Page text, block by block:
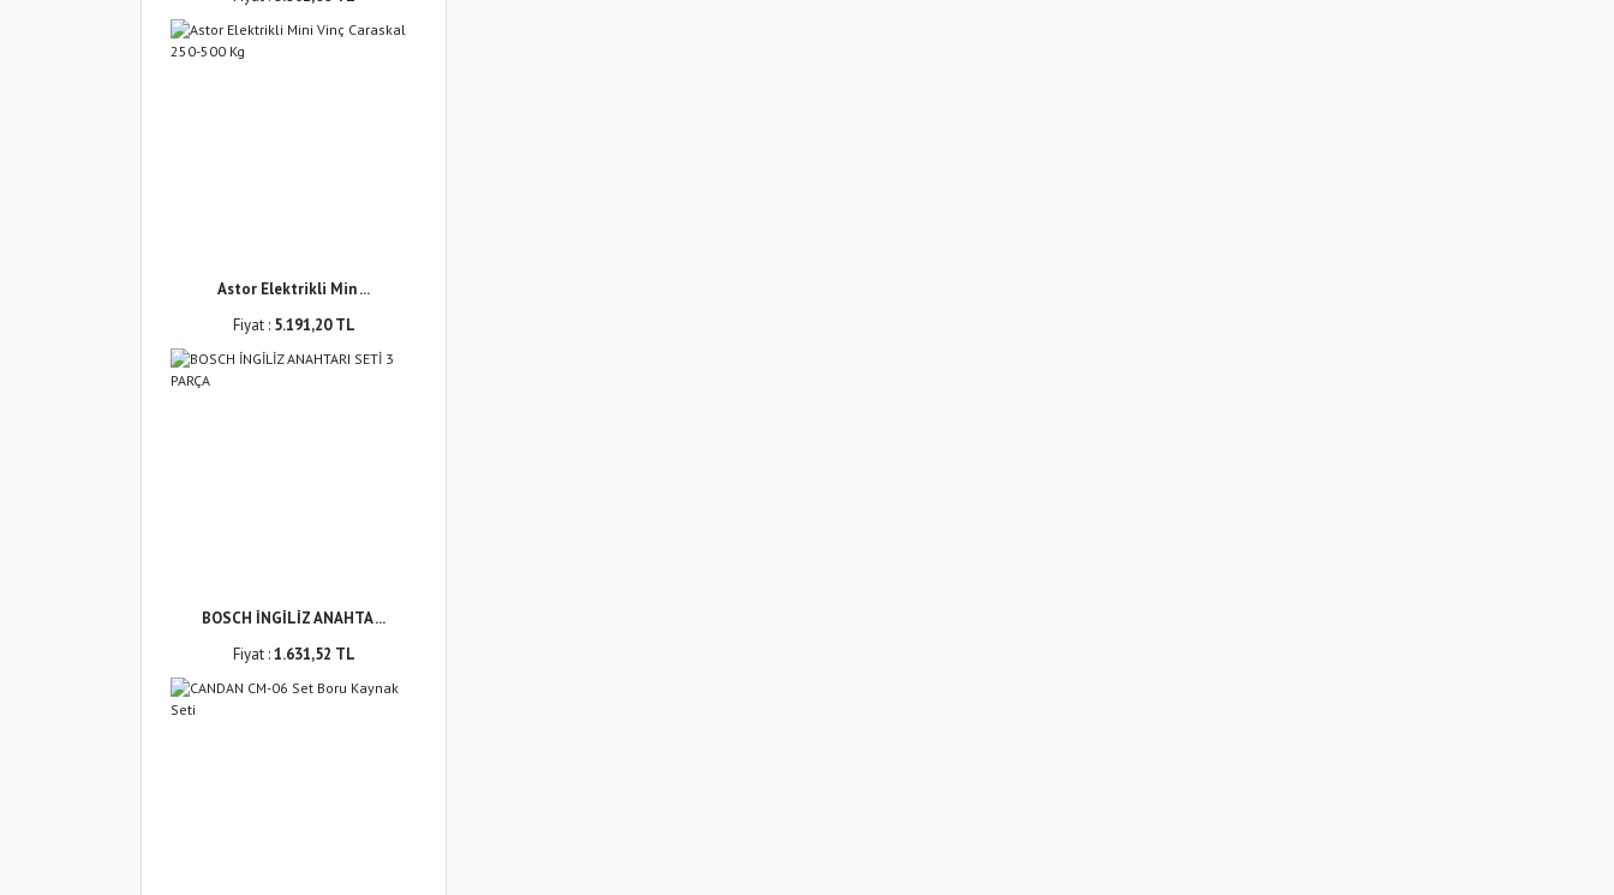
Astor Elektrikli Min ...
Fiyat : 5.191,20 TL
BOSCH İNGİLİZ ANAHTA ...
Fiyat :1.631,52 TL